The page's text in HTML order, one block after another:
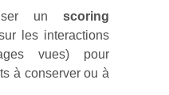
un scoring
les interactions
vues) pour
à conserver ou à